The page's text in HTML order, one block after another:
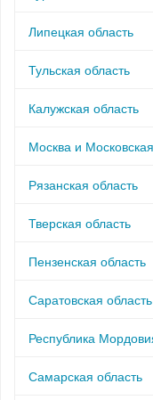
Липецкая область
Тульская область
Калужская область
Москва и
Рязанская область
Тверская область
Пензенская область
Саратовская область
Республика
Самарская область